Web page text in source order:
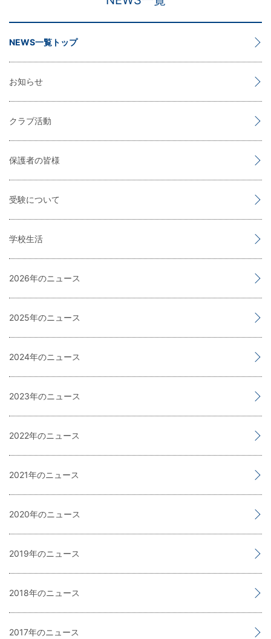
NEWS一覧トップ
お知らせ
クラブ活動
保護者の皆様
受験について
学校生活
2026
2025
2024
2023
2022
2021
2020
2019
2018
2017